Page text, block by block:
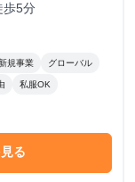
歩5分
規事業 グローバル
私服OK
る